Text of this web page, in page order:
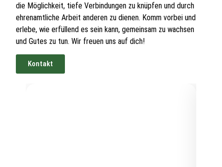
die Möglichkeit, tiefe Verbindungen zu knüpfen und durch
ehrenamtliche Arbeit anderen zu dienen. Komm vorbei und
erlebe, wie erfüllend es sein kann, gemeinsam zu wachsen
und Gutes zu tun. Wir freuen uns auf dich!
Kontakt